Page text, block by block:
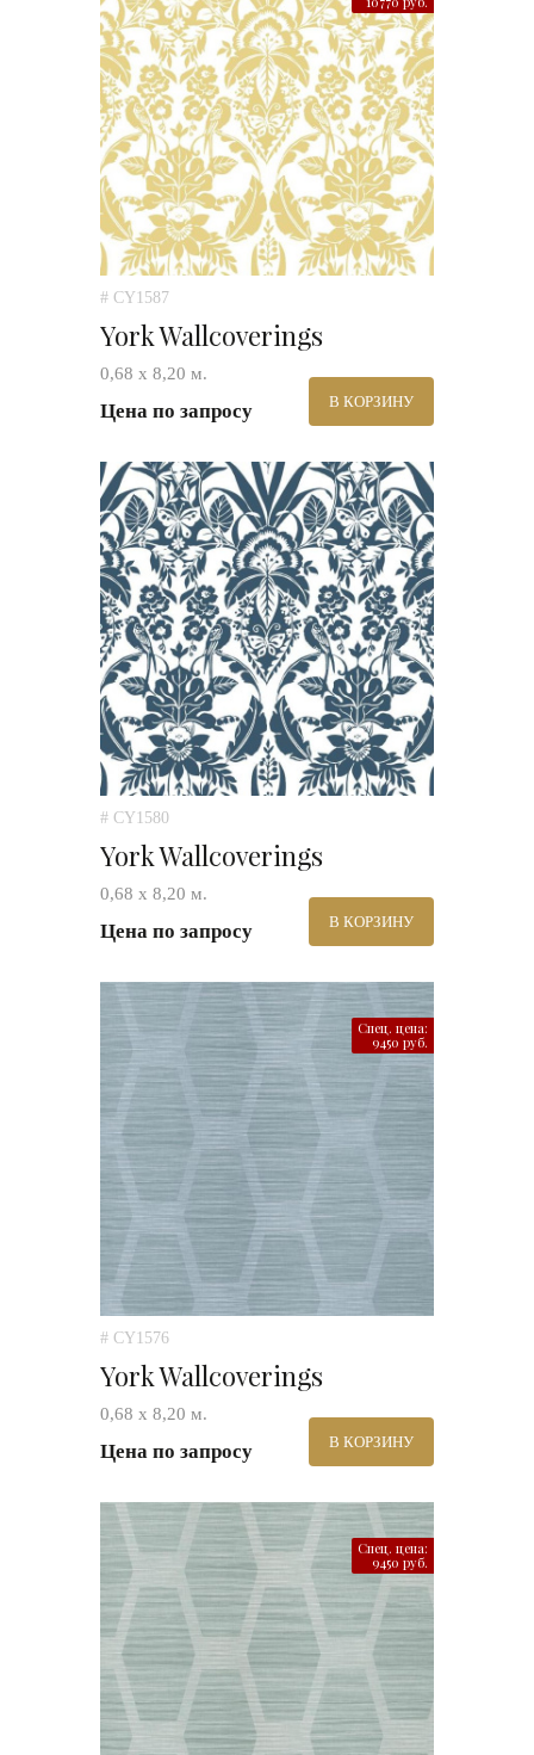
# CY1587
York Wallcoverings
0,68 х 8,20 м.
Цена по запросу В КОРЗИНУ
# CY1580
York Wallcoverings
0,68 х 8,20 м.
Цена по запросу В КОРЗИНУ
Спец. цена:
9450 руб.
# CY1576
York Wallcoverings
0,68 х 8,20 м.
Цена по запросу В КОРЗИНУ
Спец. цена:
9450 руб.